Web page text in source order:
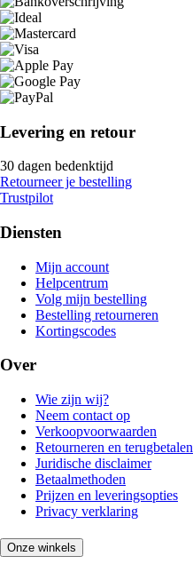
Levering en retour
30 dagen bedenktijd
Retourneer je bestelling
Trustpilot
Diensten
Mijn account
Helpcentrum
Volg mijn bestelling
Bestelling retourneren
Kortingscodes
Over
Wie zijn wij?
Neem contact op
Verkoopvoorwaarden
Retourneren en terugbetalen
Juridische disclaimer
Betaalmethoden
Prijzen en leveringsopties
Privacy verklaring
Onze winkels